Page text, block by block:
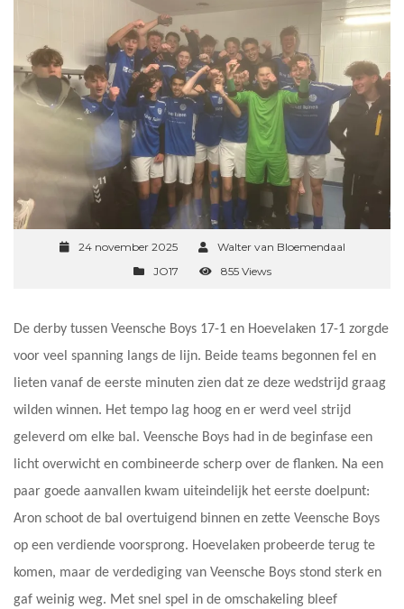
24 november 2025
Walter van Bloemendaal
JO17
855 Views
De derby tussen Veensche Boys 17-1 en Hoevelaken 17-1 zorgde
voor veel spanning langs de lijn. Beide teams begonnen fel en
lieten vanaf de eerste minuten zien dat ze deze wedstrijd graag
wilden winnen. Het tempo lag hoog en er werd veel strijd
geleverd om elke bal. Veensche Boys had in de beginfase een
licht overwicht en combineerde scherp over de flanken. Na een
paar goede aanvallen kwam uiteindelijk het eerste doelpunt:
Aron schoot de bal overtuigend binnen en zette Veensche Boys
op een verdiende voorsprong. Hoevelaken probeerde terug te
komen, maar de verdediging van Veensche Boys stond sterk en
gaf weinig weg. Met snel spel in de omschakeling bleef